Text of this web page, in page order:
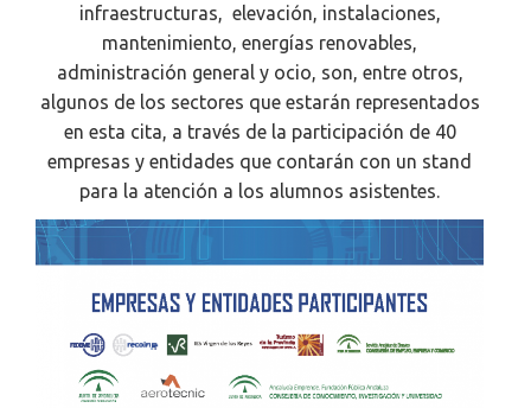
infraestructuras, elevación, instalaciones,
mantenimiento, energías renovables,
administración general y ocio, son, entre otros,
algunos de los sectores que estarán representados
en esta cita, a través de la participación de 40
empresas y entidades que contarán con un stand
para la atención a los alumnos asistentes.